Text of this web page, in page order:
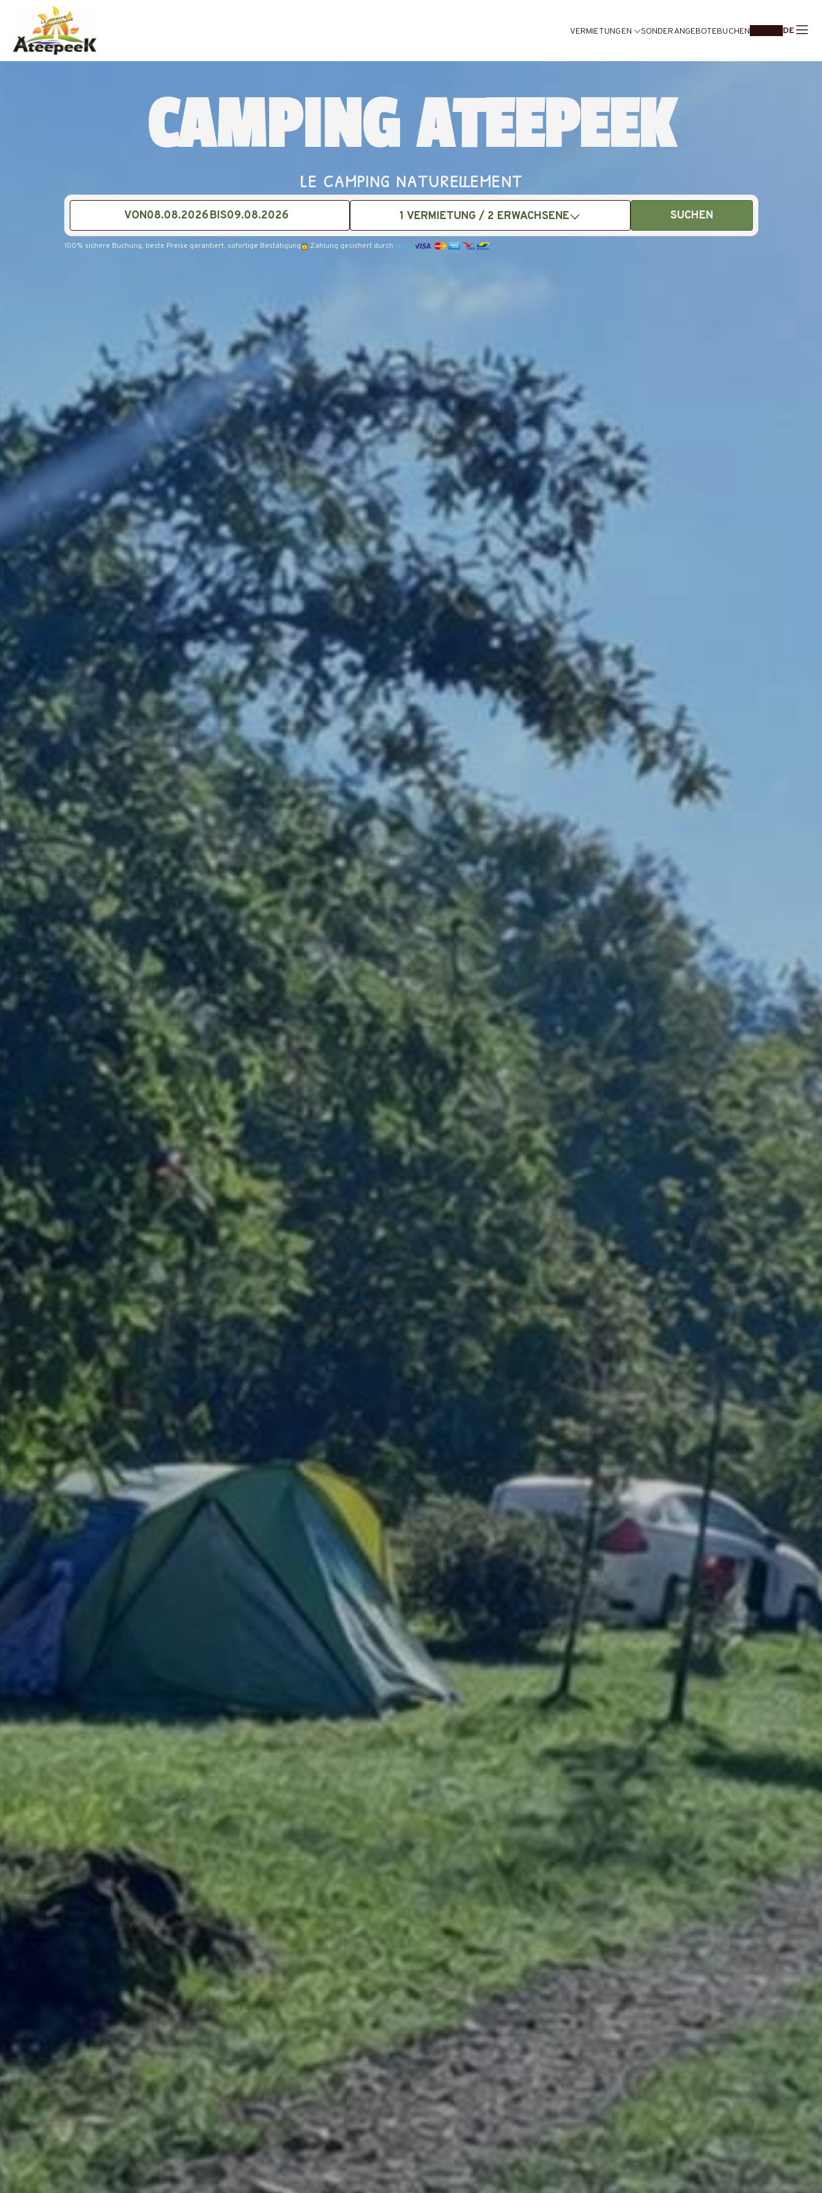
VERMIETUNGEN SONDERANGEBOTEBUCHEN DE
CAMPING ATEEPEEK
le camping naturellement
VON BIS 1VERMIETUNG / 2 ERWACHSENE SUCHEN
100% sichere Buchung, beste Preise garantiert, sofortige Bestätigung Zahlung gesichert durch